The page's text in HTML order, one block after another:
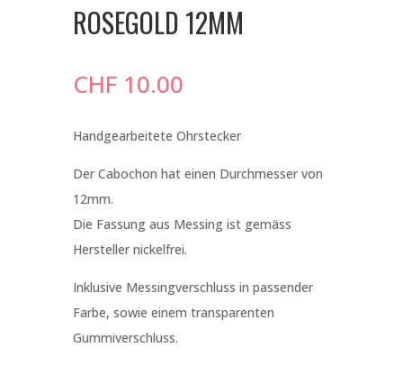
ROSEGOLD 12MM
CHF10.00
Handgearbeitete Ohrstecker
Der Cabochon hat einen Durchmesser von
12mm.
Die Fassung aus Messing ist gemäss
Hersteller nickelfrei.
Inklusive Messingverschluss in passender
Farbe, sowie einem transparenten
Gummiverschluss.